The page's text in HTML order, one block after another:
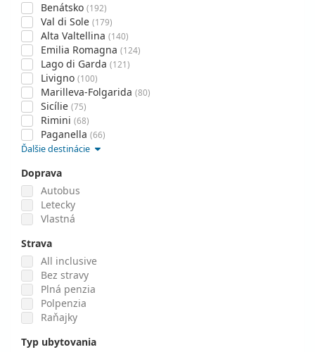
Benátsko (192)
Val di Sole (179)
Alta Valtellina (140)
Emilia Romagna (124)
Lago di Garda (121)
Livigno (100)
Marilleva-Folgarida (80)
Sicílie (75)
Rimini (68)
Paganella (66)
Ďalšie destinácie
Doprava
Autobus
Letecky
Vlastná
Strava
All inclusive
Bez stravy
Plná penzia
Polpenzia
Raňajky
Typ ubytovania